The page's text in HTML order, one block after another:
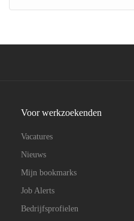
Voor werkzoekenden
Vacatures
Nieuws
Mijn bookmarks
Job Alerts
Bedrijfsprofielen